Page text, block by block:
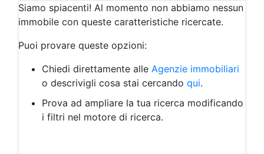
Qualsiasi
Attività/Licenza Commerciale
Azienda Agricola
Bar/Ristorante
Albergo
Laboratorio Artigianale
Negozio/locale commerciale
Agriturismo
Magazzini
Siamo spiacenti! Al momento non abbiamo nessun
immobile con queste caratteristiche ricercate.
Puoi provare queste opzioni:
Chiedi direttamente alle Agenzie immobiliari
o descrivigli cosa stai cercando qui.
Prova ad ampliare la tua ricerca modificando
i filtri nel motore di ricerca.